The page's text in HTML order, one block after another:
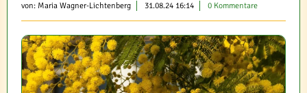
von: Maria Wagner-Lichtenberg 31.08.24 16:14 0 Kommentare